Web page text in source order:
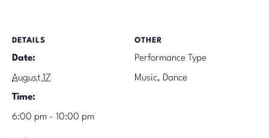
DETAILS
Date:
August 17
Time:
6:00 pm - 10:00 pm
OTHER
Performance Type
Music, Dance